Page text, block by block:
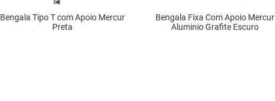
Bengala Tipo T com Apoio Mercur
Preta
Bengala Fixa Com Apoio Mercur
Aluminio Grafite Escuro